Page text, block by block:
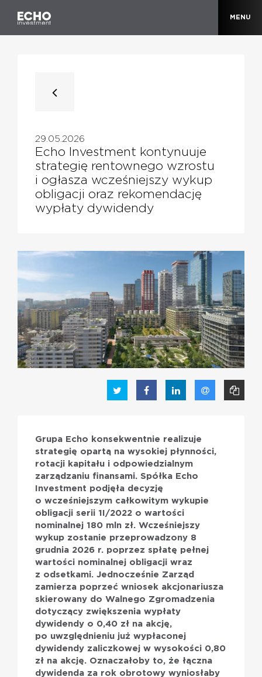
MENU
EN
29.05.2026
Echo Investment kontynuuje
strategię rentownego wzrostu
i ogłasza wcześniejszy wykup
obligacji oraz rekomendację
wypłaty dywidendy
Grupa Echo konsekwentnie realizuje
strategię opartą na wysokiej płynności,
rotacji kapitału i odpowiedzialnym
zarządzaniu finansami. Spółka Echo
Investment podjęła decyzję
o wcześniejszym całkowitym wykupie
obligacji serii 1I/2022 o wartości
nominalnej 180 mln zł. Wcześniejszy
wykup zostanie przeprowadzony 8
grudnia 2026 r. poprzez spłatę pełnej
wartości nominalnej obligacji wraz
z odsetkami. Jednocześnie Zarząd
zamierza poprzeć wniosek akcjonariusza
skierowany do Walnego Zgromadzenia
dotyczący zwiększenia wypłaty
dywidendy o 0,40 zł na akcję,
po uwzględnieniu już wypłaconej
dywidendy zaliczkowej w wysokości 0,80
zł na akcję. Oznaczałoby to, że łączna
dywidenda za rok obrotowy wyniosłaby